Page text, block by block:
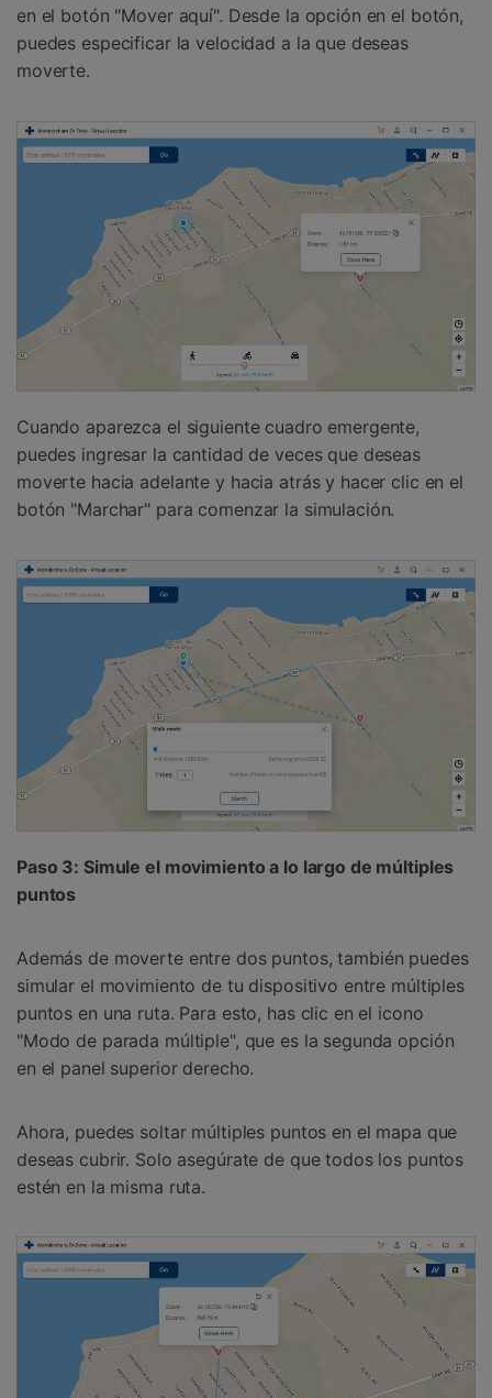
en el botón "Mover aquí". Desde la opción en el botón,
puedes especificar la velocidad a la que deseas
moverte.
Cuando aparezca el siguiente cuadro emergente,
puedes ingresar la cantidad de veces que deseas
moverte hacia adelante y hacia atrás y hacer clic en el
botón "Marchar" para comenzar la simulación.
Paso 3: Simule el movimiento a lo largo de múltiples
puntos
Además de moverte entre dos puntos, también puedes
simular el movimiento de tu dispositivo entre múltiples
puntos en una ruta. Para esto, has clic en el icono
"Modo de parada múltiple", que es la segunda opción
en el panel superior derecho.
Ahora, puedes soltar múltiples puntos en el mapa que
deseas cubrir. Solo asegúrate de que todos los puntos
estén en la misma ruta.